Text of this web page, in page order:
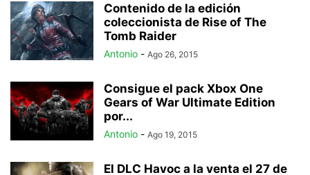
Contenido de la edición
coleccionista de Rise of The
Tomb Raider
Antonio - Ago 26, 2015
Consigue el pack Xbox One
Gears of War Ultimate Edition
por...
Antonio - Ago 19, 2015
El DLC Havoc a la venta el 27 de